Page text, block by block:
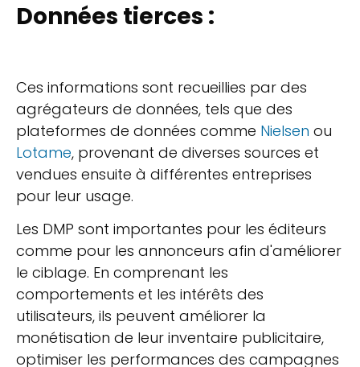
Données tierces :
Ces informations sont recueillies par des
agrégateurs de données, tels que des
plateformes de données comme Nielsen ou
Lotame, provenant de diverses sources et
vendues ensuite à différentes entreprises
pour leur usage.
Les DMP sont importantes pour les éditeurs
comme pour les annonceurs afin d'améliorer
le ciblage. En comprenant les
comportements et les intérêts des
utilisateurs, ils peuvent améliorer la
monétisation de leur inventaire publicitaire,
optimiser les performances des campagnes